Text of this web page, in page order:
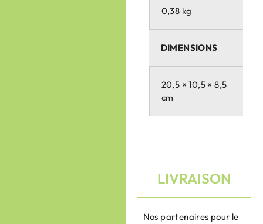
0,38 kg
DIMENSIONS
20,5 × 10,5 × 8,5
cm
LIVRAISON
Nos partenaires pour le